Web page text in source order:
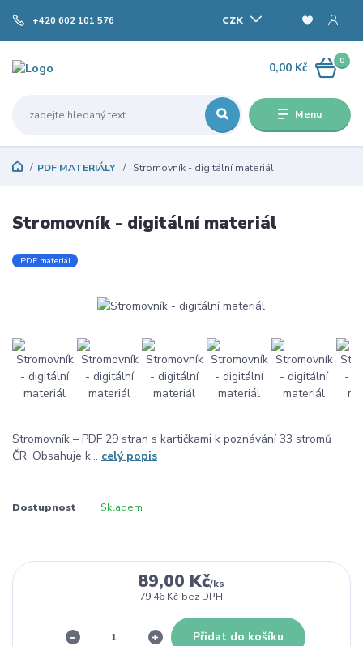
Menu
CZK
+420 602 101 576
0
0,00 Kč
PDF MATERIÁLY Stromovník - digitální materiál
Stromovník - digitální materiál
PDF materiál
Stromovník – PDF 29 stran s kartičkami k poznávání 33 stromů
ČR. Obsahuje k... celý popis
Dostupnost Skladem
89,00 Kč/ks
79,46 Kč bez DPH
Přidat do košíku